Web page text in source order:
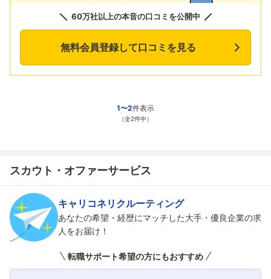
60万社以上の本音の口コミを公開中
無料会員登録して口コミを見る
1〜2件表示
（全2件中）
スカウト・オファーサービス
キャリコネリクルーティング
あなたの希望・経歴にマッチした大手・優良企業の求
人をお届け！
転職サポート希望の方にもおすすめ